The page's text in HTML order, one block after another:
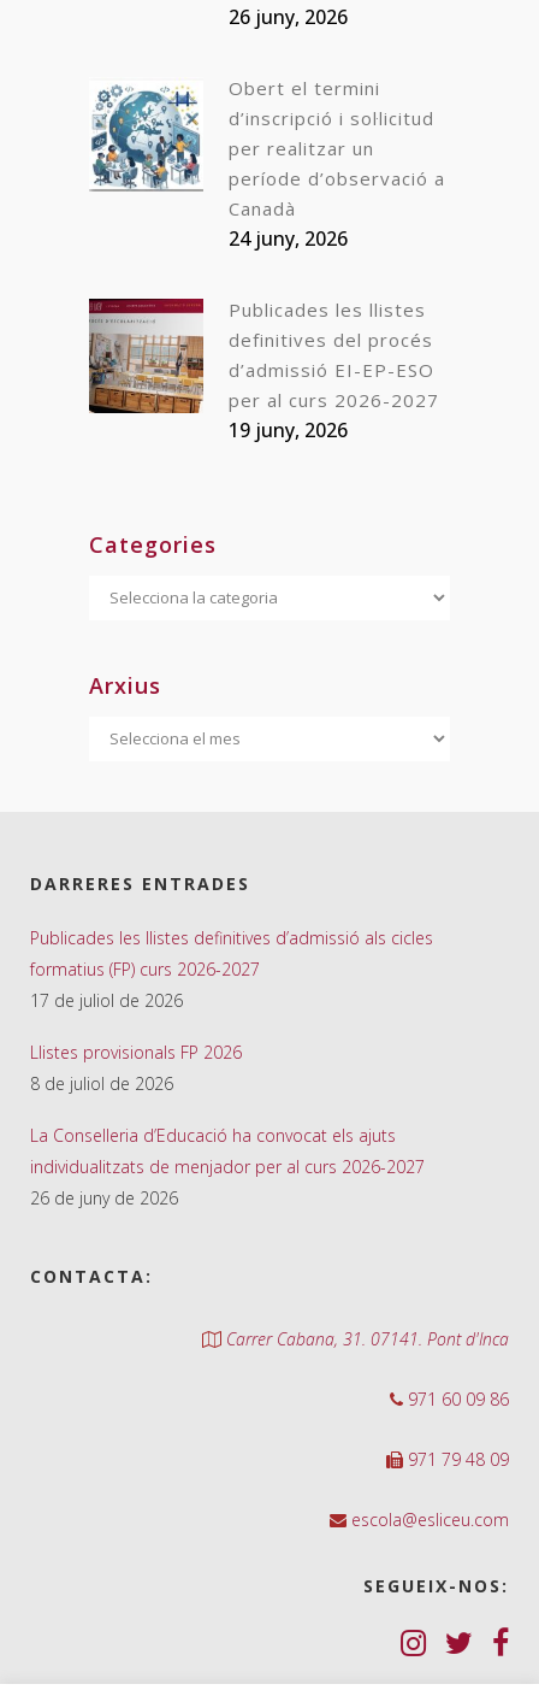
26 juny, 2026
Obert el termini
d’inscripció i sol·licitud
per realitzar un
període d’observació a
Canadà
24 juny, 2026
Publicades les llistes
definitives del procés
d’admissió EI-EP-ESO
per al curs 2026-2027
19 juny, 2026
Categories
Categories
Arxius
Arxius
DARRERES ENTRADES
Publicades les llistes definitives d’admissió als cicles
formatius (FP) curs 2026-2027
17 de juliol de 2026
Llistes provisionals FP 2026
8 de juliol de 2026
La Conselleria d’Educació ha convocat els ajuts
individualitzats de menjador per al curs 2026-2027
26 de juny de 2026
CONTACTA:
Carrer Cabana, 31. 07141. Pont d'Inca
971 60 09 86
971 79 48 09
escola@esliceu.com
SEGUEIX-NOS: